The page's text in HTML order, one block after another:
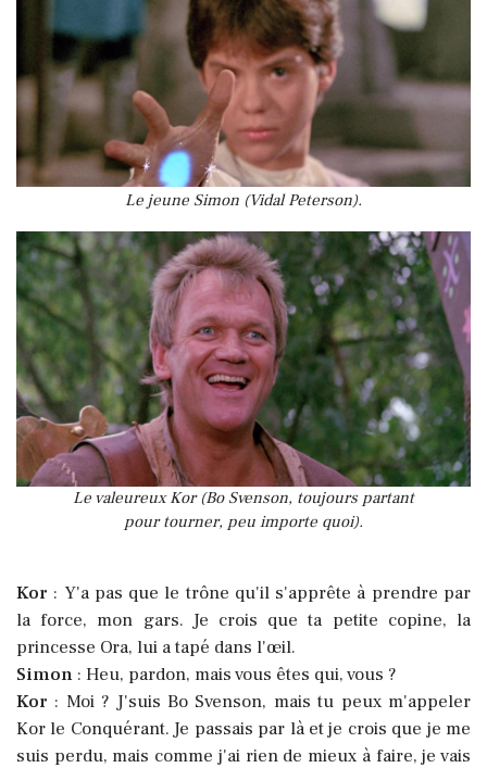
Le jeune Simon (Vidal Peterson).
Le valeureux Kor (Bo Svenson, toujours partant
pour tourner, peu importe quoi).
Kor : Y'a pas que le trône qu'il s'apprête à prendre par
la force, mon gars. Je crois que ta petite copine, la
princesse Ora, lui a tapé dans l'œil.
Simon : Heu, pardon, mais vous êtes qui, vous ?
Kor : Moi ? J'suis Bo Svenson, mais tu peux m'appeler
Kor le Conquérant. Je passais par là et je crois que je me
suis perdu, mais comme j'ai rien de mieux à faire, je vais